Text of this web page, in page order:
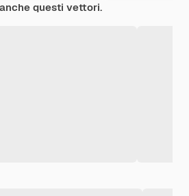
questi vettori.